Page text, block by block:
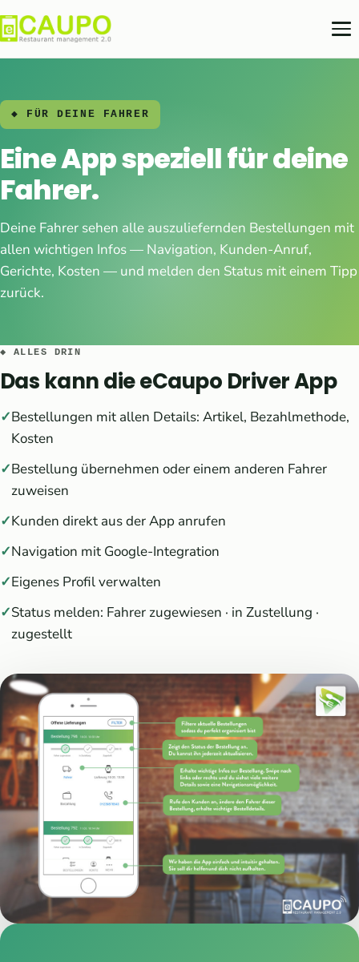
◆ FÜR DEINE FAHRER
Eine App speziell für deine
Fahrer.
Deine Fahrer sehen alle auszuliefernden Bestellungen mit
allen wichtigen Infos — Navigation, Kunden-Anruf,
Gerichte, Kosten — und melden den Status mit einem Tipp
zurück.
◆ ALLES DRIN
Das kann die eCaupo Driver App
Bestellungen mit allen Details: Artikel, Bezahlmethode,
Kosten
Bestellung übernehmen oder einem anderen Fahrer
zuweisen
Kunden direkt aus der App anrufen
Navigation mit Google-Integration
Eigenes Profil verwalten
Status melden: Fahrer zugewiesen · in Zustellung ·
zugestellt